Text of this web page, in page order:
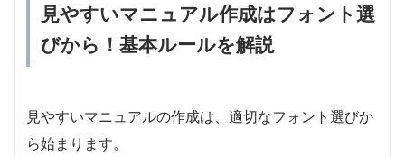
見やすいマニュアル作成はフォント選
びから！基本ルールを解説
見やすいマニュアルの作成は、適切なフォント選びか
ら始まります。